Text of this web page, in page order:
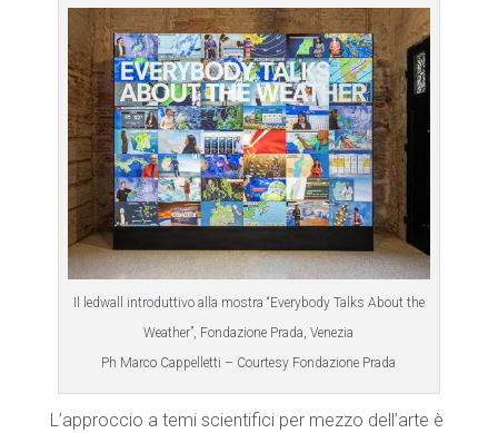
Il ledwall introduttivo alla mostra “Everybody Talks About the
Weather”, Fondazione Prada, Venezia
Ph Marco Cappelletti – Courtesy Fondazione Prada
L’approccio a temi scientifici per mezzo dell’arte è